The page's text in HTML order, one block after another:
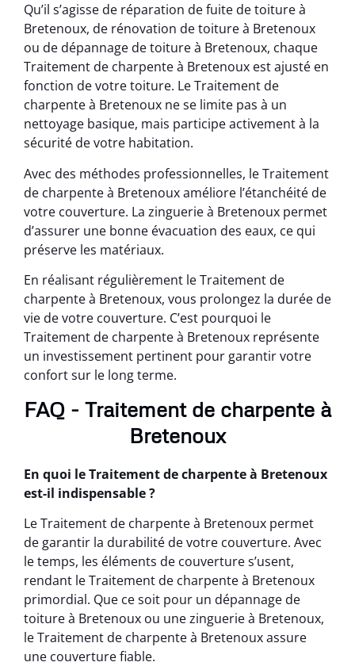
Qu’il s’agisse de réparation de fuite de toiture à
Bretenoux, de rénovation de toiture à Bretenoux
ou de dépannage de toiture à Bretenoux, chaque
Traitement de charpente à Bretenoux est ajusté en
fonction de votre toiture. Le Traitement de
charpente à Bretenoux ne se limite pas à un
nettoyage basique, mais participe activement à la
sécurité de votre habitation.
Avec des méthodes professionnelles, le Traitement
de charpente à Bretenoux améliore l’étanchéité de
votre couverture. La zinguerie à Bretenoux permet
d’assurer une bonne évacuation des eaux, ce qui
préserve les matériaux.
En réalisant régulièrement le Traitement de
charpente à Bretenoux, vous prolongez la durée de
vie de votre couverture. C’est pourquoi le
Traitement de charpente à Bretenoux représente
un investissement pertinent pour garantir votre
confort sur le long terme.
FAQ - Traitement de charpente à
Bretenoux
En quoi le Traitement de charpente à Bretenoux
est-il indispensable ?
Le Traitement de charpente à Bretenoux permet
de garantir la durabilité de votre couverture. Avec
le temps, les éléments de couverture s’usent,
rendant le Traitement de charpente à Bretenoux
primordial. Que ce soit pour un dépannage de
toiture à Bretenoux ou une zinguerie à Bretenoux,
le Traitement de charpente à Bretenoux assure
une couverture fiable.